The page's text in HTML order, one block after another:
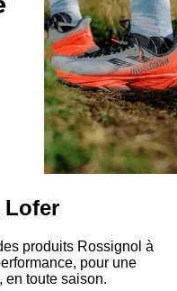
Lofer
produits Rossignol à
pour une
en toute saison.